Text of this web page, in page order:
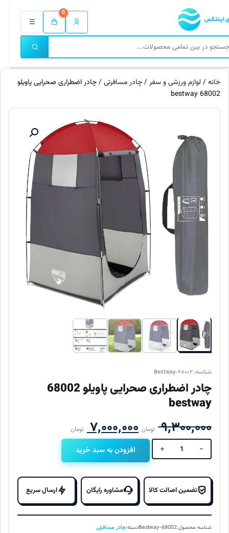
0
خانه/ لوازم ورزشی و سفر/چادر مسافرتی/ چادر اضطراری صحرایی پاویلو
68002 bestway
شناسه: Bestway-۶۸۰۰۲
چادر اضطراری صحرایی پاویلو 68002
bestway
۹,۳۰۰,۰۰۰ تومان قیمت
اصلی
۹,۳۰۰,۰۰۰ تومان
بود.
۷,۰۰۰,۰۰۰ تومانقیمت
است.
صحرایی
پاویلو
68002
bestway
عدد
-
+ افزودن به سبد خرید
تضمین اصالت کالا مشاوره رایگان ارسال سریع
شناسه محصول:Bestway-68002دسته:چادر مسافرتی